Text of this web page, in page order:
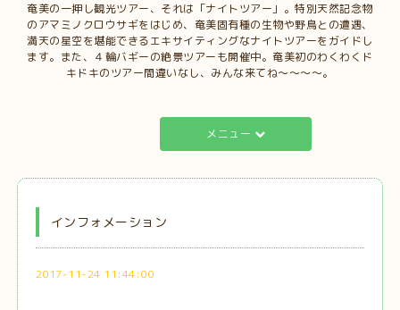
奄美の一押し観光ツアー、それは「ナイトツアー」。特別天然記念物
のアマミノクロウサギをはじめ、奄美固有種の生物や野鳥との遭遇、
満天の星空を堪能できるエキサイティングなナイトツアーをガイドし
ます。また、４輪バギーの絶景ツアーも開催中。奄美初のわくわくド
キドキのツアー間違いなし、みんな来てね～～～～。
メニュー
インフォメーション
2017-11-24 11:44:00